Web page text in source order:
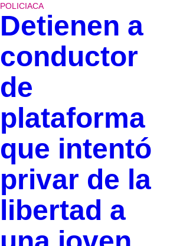
POLICIACA
Detienen a
conductor
de
plataforma
que intentó
privar de la
libertad a